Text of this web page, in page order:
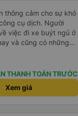
thông cảm cho sự khó
cụ dịch. Người
việc đi xe buýt ngủ ở
và cũng có những
Đó là một sự lo
nệm cũng sạch và
년가는 버스를 탔습니
THANH TOÁN TRƯỚC
Xem giá